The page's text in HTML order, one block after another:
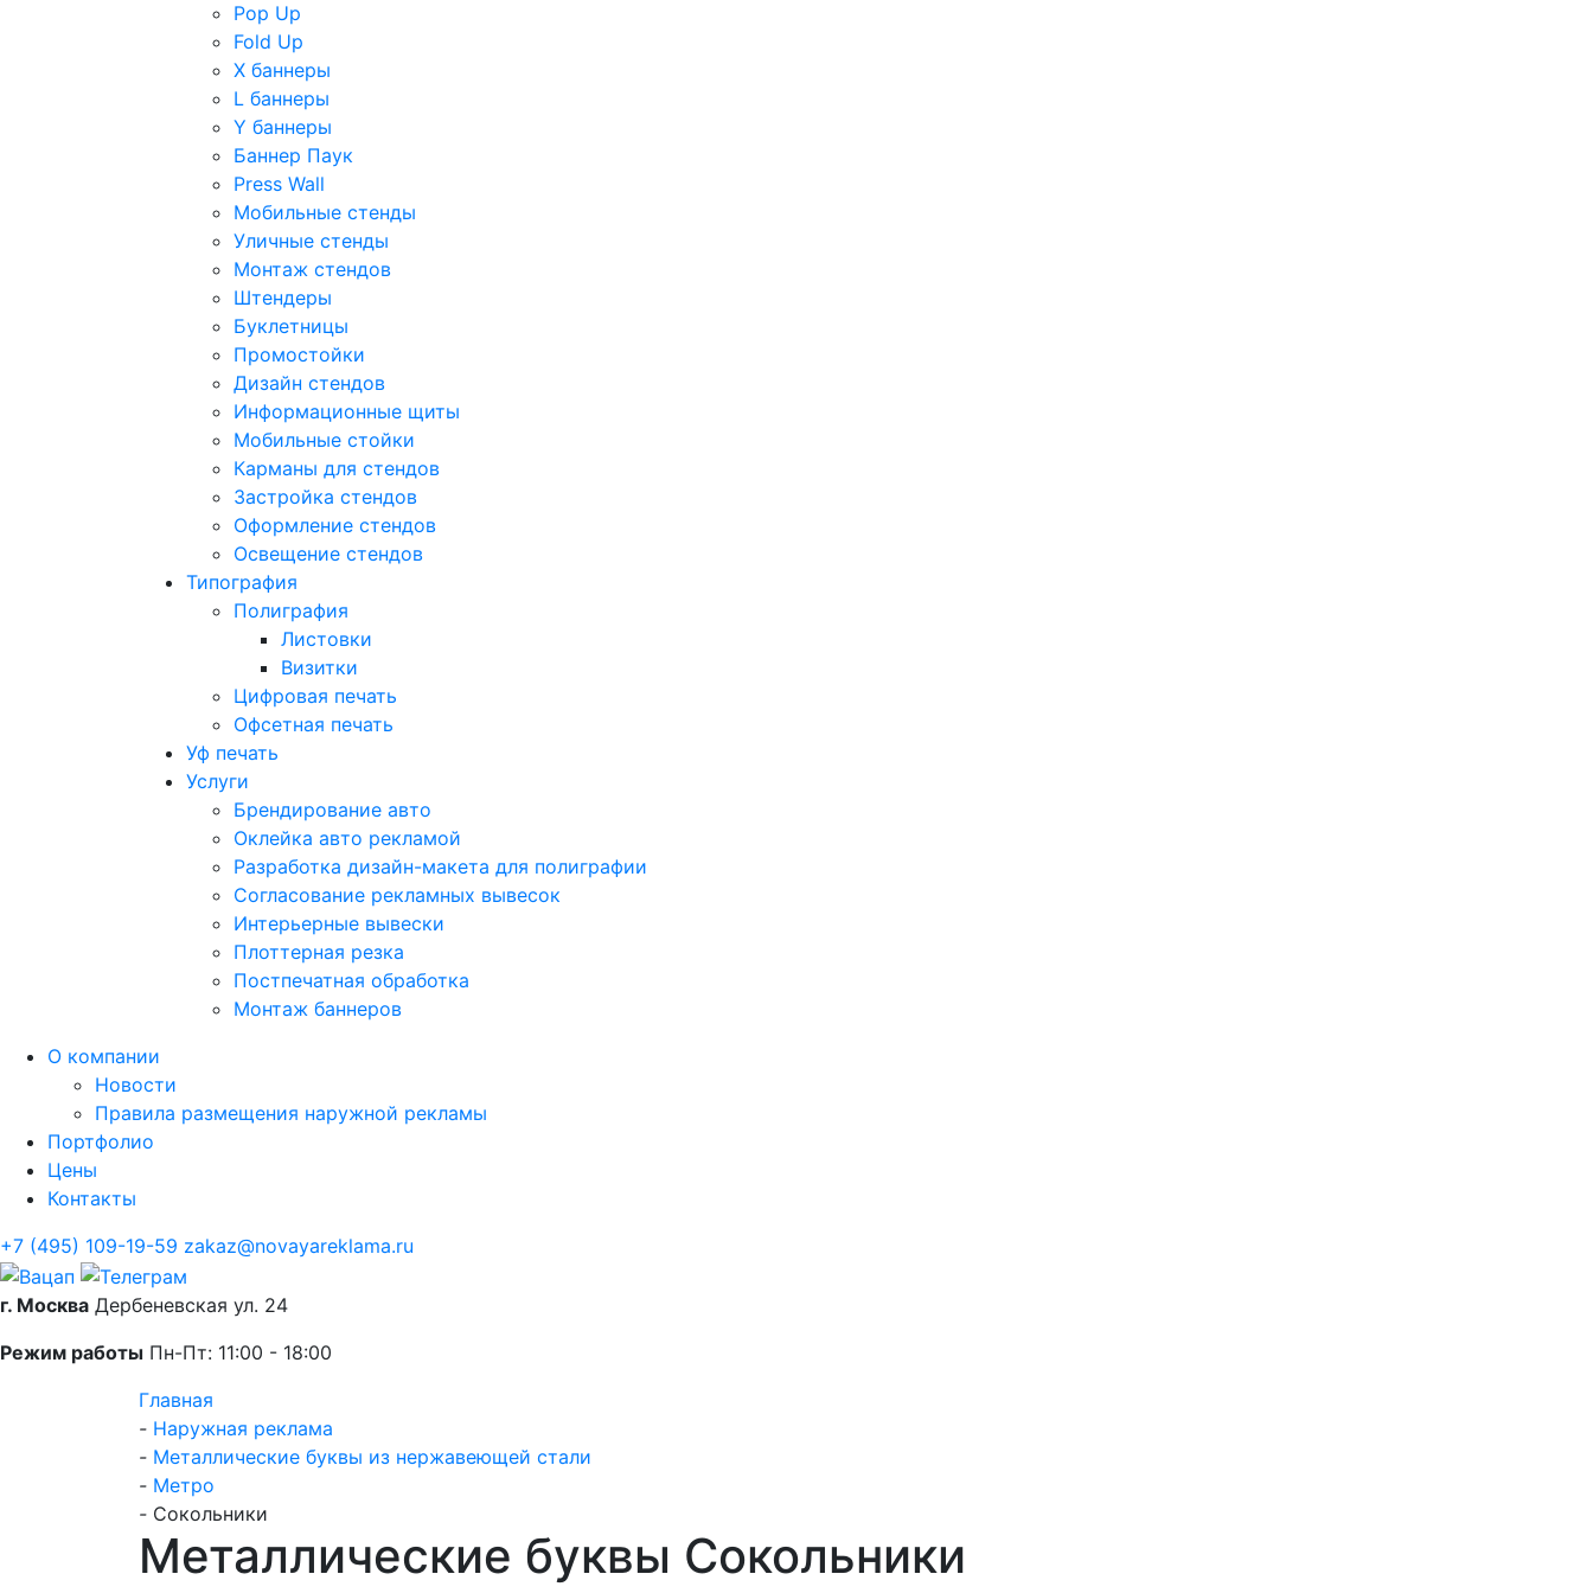
Pop Up
Fold Up
Х баннеры
L баннеры
Y баннеры
Баннер Паук
Press Wall
Мобильные стенды
Уличные стенды
Монтаж стендов
Штендеры
Буклетницы
Промостойки
Дизайн стендов
Информационные щиты
Мобильные стойки
Карманы для стендов
Застройка стендов
Оформление стендов
Освещение стендов
Типография
Полиграфия
Листовки
Визитки
Цифровая печать
Офсетная печать
Уф печать
Услуги
Брендирование авто
Оклейка авто рекламой
Разработка дизайн-макета для полиграфии
Согласование рекламных вывесок
Интерьерные вывески
Плоттерная резка
Постпечатная обработка
Монтаж баннеров
О компании
Новости
Правила размещения наружной рекламы
Портфолио
Цены
Контакты
+7 (495) 109-19-59 zakaz@novayareklama.ru
г. Москва Дербеневская ул. 24
Режим работы Пн-Пт: 11:00 - 18:00
Главная
- Наружная реклама
- Металлические буквы из нержавеющей стали
- Метро
- Сокольники
Металлические буквы Сокольники